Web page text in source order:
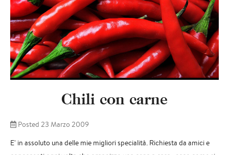
Chili con carne
Posted 23 Marzo 2009
E' in assoluto una delle mie migliori specialità. Richiesta da amici e